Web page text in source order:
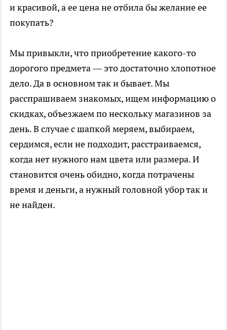
и красивой, а ее цена не отбила бы желание ее
покупать?
Мы привыкли, что приобретение какого-то
дорогого предмета — это достаточно хлопотное
дело. Да в основном так и бывает. Мы
расспрашиваем знакомых, ищем информацию о
скидках, объезжаем по нескольку магазинов за
день. В случае с шапкой меряем, выбираем,
сердимся, если не подходит, расстраиваемся,
когда нет нужного нам цвета или размера. И
становится очень обидно, когда потрачены
время и деньги, а нужный головной убор так и
не найден.